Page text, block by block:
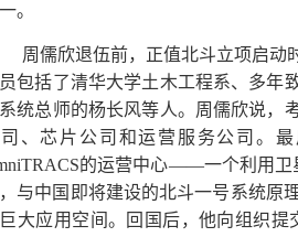
。
周儒欣退伍前，正值北斗立项启动
包括了清华大学土木工程系、多年
统总师的杨长风等人。周儒欣说，
、芯片公司和运营服务公司。
的运营中心——一个利用卫
与中国即将建设的北斗一号系统原
大应用空间。回国后，他向组织